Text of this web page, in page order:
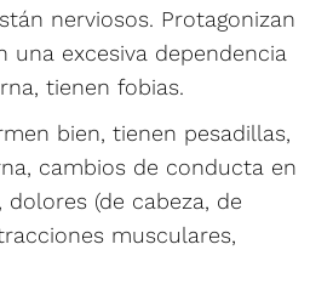
nerviosos. Protagonizan
una excesiva dependencia
tienen fobias.
bien, tienen pesadillas,
cambios de conducta en
(de cabeza, de
musculares,